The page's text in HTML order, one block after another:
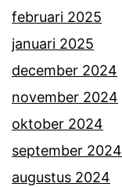
februari 2025
januari 2025
december 2024
november 2024
oktober 2024
september 2024
augustus 2024